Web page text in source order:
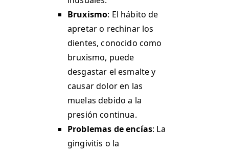
Bruxismo: El hábito de
apretar o rechinar los
dientes, conocido como
bruxismo, puede
desgastar el esmalte y
causar dolor en las
muelas debido a la
presión continua​.
Problemas de encías: La
gingivitis o la